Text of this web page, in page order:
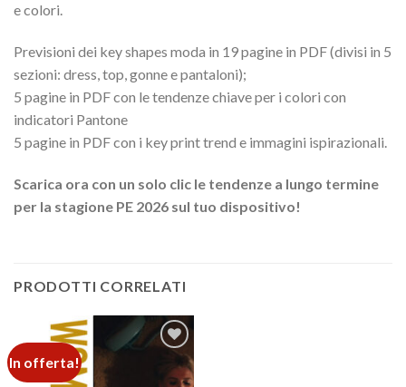
e colori.
Previsioni dei key shapes moda in 19 pagine in PDF (divisi in 5
sezioni: dress, top, gonne e pantaloni);
5 pagine in PDF con le tendenze chiave per i colori con
indicatori Pantone
5 pagine in PDF con i key print trend e immagini ispirazionali.
Scarica ora con un solo clic le tendenze a lungo termine
per la stagione PE 2026 sul tuo dispositivo!
PRODOTTI CORRELATI
In offerta!